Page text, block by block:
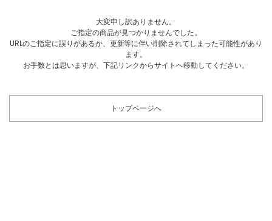
大変申し訳ありません。
ご指定の商品が見つかりませんでした。
URLのご指定に誤りがあるか、更新等に伴い削除されてしまった可能性があり
ます。
お手数とは思いますが、下記リンクからサイトへ移動してください。
トップページへ